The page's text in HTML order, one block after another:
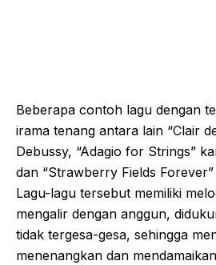
Beberapa contoh lagu dengan
irama tenang antara lain “Clair
Debussy, “Adagio for Strings”
dan “Strawberry Fields
Lagu-lagu tersebut memiliki
mengalir dengan anggun,
tidak tergesa-gesa, sehingga
menenangkan dan